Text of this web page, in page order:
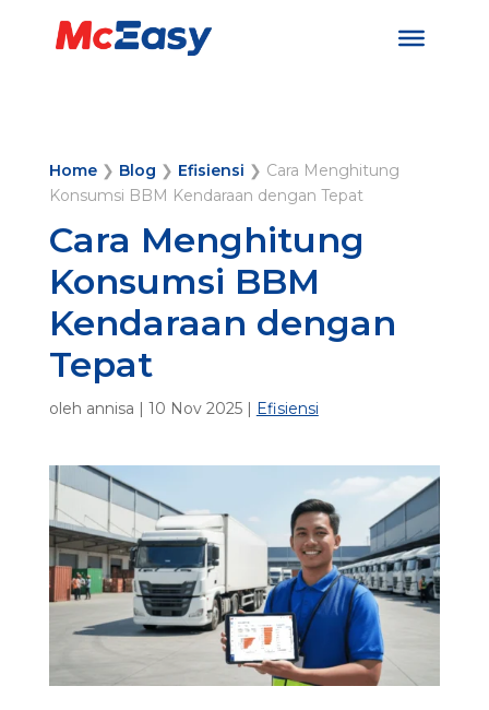
Home❯ Blog ❯ Efisiensi ❯ Cara Menghitung
Konsumsi BBM Kendaraan dengan Tepat
Cara Menghitung
Konsumsi BBM
Kendaraan dengan
Tepat
oleh annisa | 10 Nov 2025| Efisiensi